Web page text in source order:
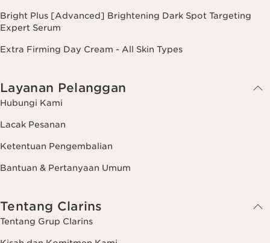
Bright Plus [Advanced] Brightening Dark Spot Targeting
Expert Serum
Extra Firming Day Cream - All Skin Types
Layanan Pelanggan
Hubungi Kami
Lacak Pesanan
Ketentuan Pengembalian
Bantuan & Pertanyaan Umum
Tentang Clarins
Tentang Grup Clarins